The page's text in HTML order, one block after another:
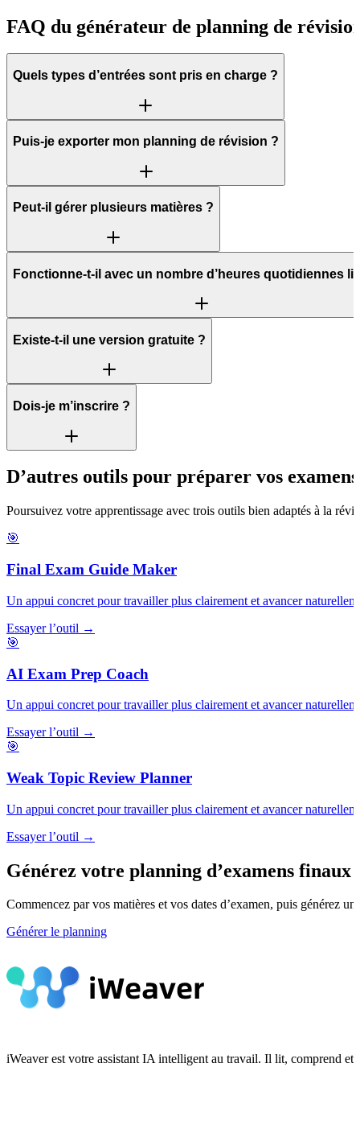
FAQ du générateur de planning de
Quels types d’entrées sont pris en charge ?
Puis-je exporter mon planning de révision ?
Peut-il gérer plusieurs matières ?
Fonctionne-t-il avec un nombre d’heures quotidiennes
Existe-t-il une version gratuite ?
Dois-je m’inscrire ?
D’autres outils pour préparer vos examens
Poursuivez votre apprentissage avec trois outils bien adaptés à la
🎯
Final Exam Guide Maker
Un appui concret pour travailler plus clairement et avancer
Essayer l’outil →
🎯
AI Exam Prep Coach
Un appui concret pour travailler plus clairement et avancer
Essayer l’outil →
🎯
Weak Topic Review Planner
Un appui concret pour travailler plus clairement et avancer
Essayer l’outil →
Générez votre planning d’examens finaux
Commencez par vos matières et vos dates d’examen, puis générez
Générer le planning
iWeaver est votre assistant IA intelligent au travail. Il lit, comprend et